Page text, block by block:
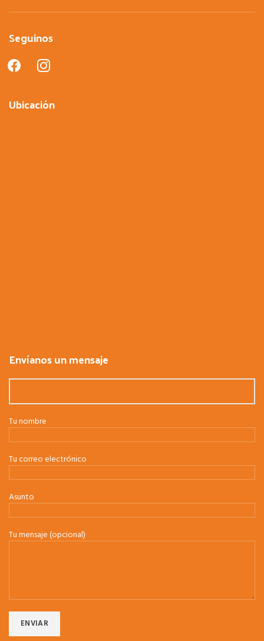
Seguinos
facebookinstagram
Ubicación
Envíanos un mensaje
Tu nombre
Tu correo electrónico
Asunto
Tu mensaje (opcional)